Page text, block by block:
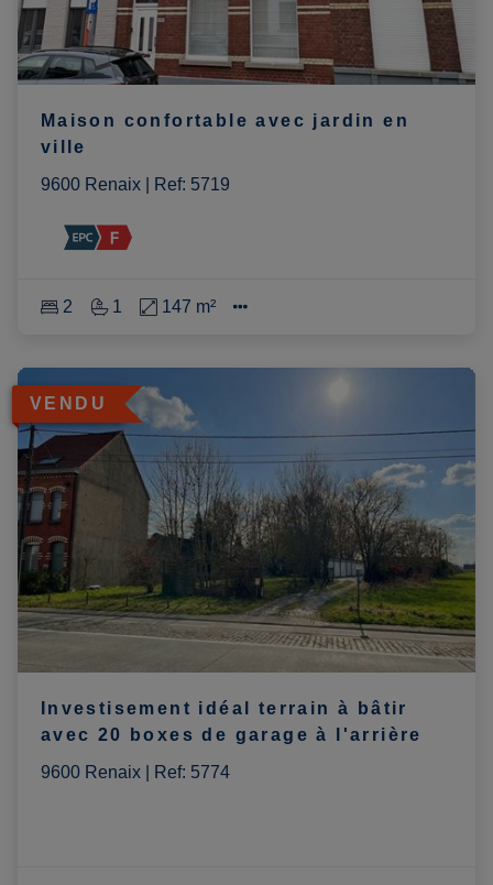
Maison confortable avec jardin en
ville
9600 Renaix
Ref: 5719
2 1 147 m²
VENDU
Investisement idéal terrain à bâtir
avec 20 boxes de garage à l'arrière
9600 Renaix
Ref: 5774